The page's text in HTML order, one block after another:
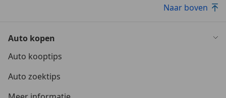
Naar boven
Auto kopen
Auto kooptips
Auto zoektips